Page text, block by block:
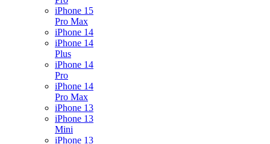
iPhone 15
Pro Max
iPhone 14
iPhone 14
Plus
iPhone 14
Pro
iPhone 14
Pro Max
iPhone 13
iPhone 13
Mini
iPhone 13